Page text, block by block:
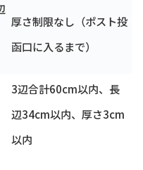
厚さ制限なし（ポスト投
函口に入るまで）
3辺合計60cm以内、長
辺34cm以内、厚さ3cm
以内